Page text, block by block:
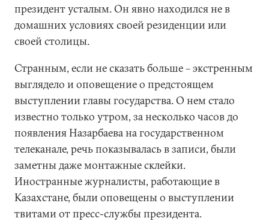
президент усталым. Он явно находился не в
домашних условиях своей резиденции или
своей столицы.
Странным, если не сказать больше – экстренным
выглядело и оповещение о предстоящем
выступлении главы государства. О нем стало
известно только утром, за несколько часов до
появления Назарбаева на государственном
телеканале, речь показывалась в записи, были
заметны даже монтажные склейки.
Иностранные журналисты, работающие в
Казахстане, были оповещены о выступлении
твитами от пресс-службы президента.